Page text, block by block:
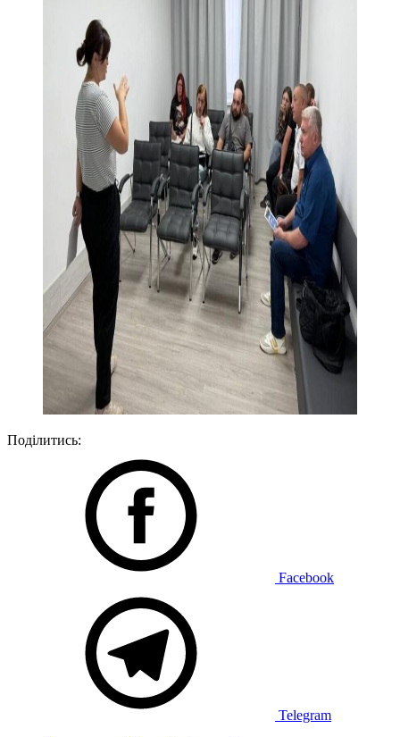
Поділитись:
Facebook
Telegram